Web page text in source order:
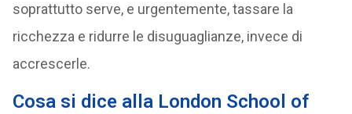
soprattutto serve, e urgentemente, tassare la
ricchezza e ridurre le disuguaglianze, invece di
accrescerle.
Cosa si dice alla London School of